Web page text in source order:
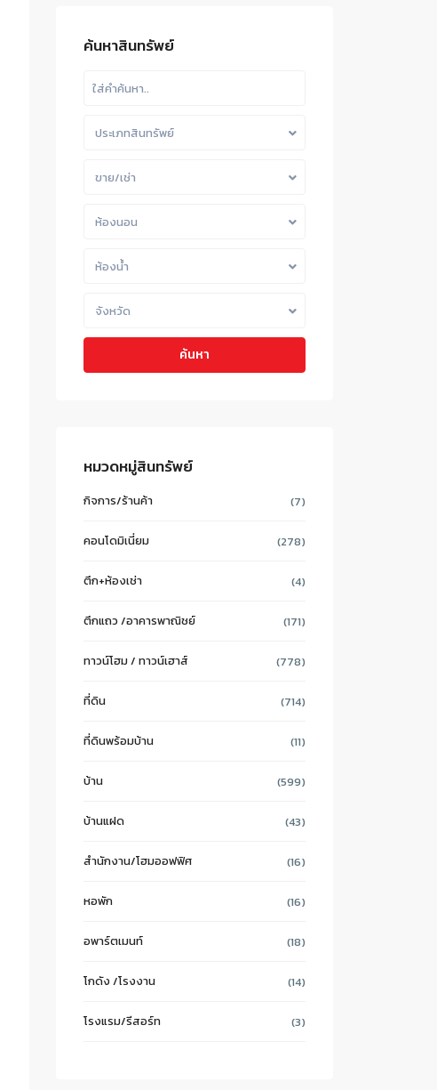
ค้นหาสินทรัพย์
ประเภทสินทรัพย์
ขาย/เช่า
ห้องนอน
ห้องน้ำ
จังหวัด
ค้นหา
หมวดหมู่สินทรัพย์
กิจการ/ร้านค้า (7)
คอนโดมิเนี่ยม (278)
ตึก+ห้องเช่า (4)
ตึกแถว /อาคารพาณิชย์ (171)
ทาวน์โฮม / ทาวน์เฮาส์ (778)
ที่ดิน (714)
ที่ดินพร้อมบ้าน (11)
บ้าน (599)
บ้านแฝด (43)
สำนักงาน/โฮมออฟฟิศ (16)
หอพัก (16)
อพาร์ตเมนท์ (18)
โกดัง /โรงงาน (14)
โรงแรม/รีสอร์ท (3)